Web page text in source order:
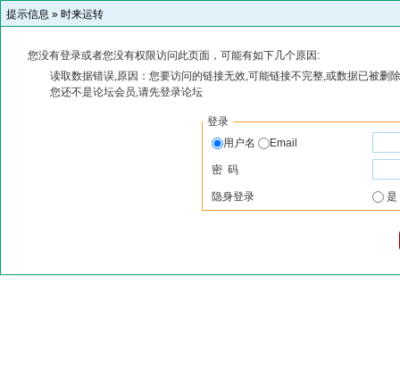
提示信息 » 时来运转
您没有登录或者您没有权限访问此页面，可能有如下几个原因:
读取数据错误,原因：您要访问的链接无效,可能链接不完整,或数据已被删
您还不是论坛会员,请先登录论坛
登录
用户名
Email
密 码
隐身登录